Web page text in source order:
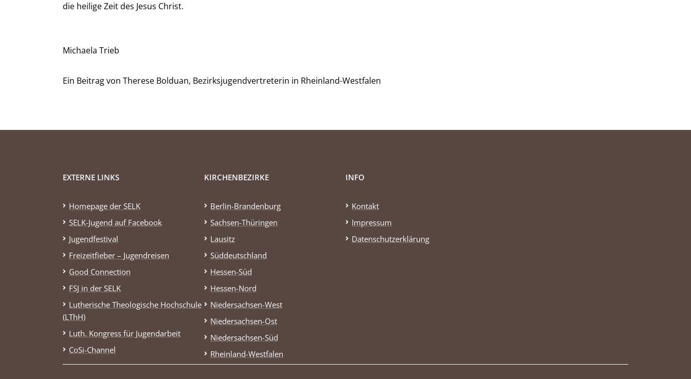
die heilige Zeit des Jesus Christ.
Michaela Trieb
Ein Beitrag von Therese Bolduan, Bezirksjugendvertreterin in Rheinland-Westfalen
EXTERNE LINKS
Homepage der SELK
SELK-Jugend auf Facebook
Jugendfestival
Freizeitfieber – Jugendreisen
Good Connection
FSJ in der SELK
Lutherische Theologische Hochschule
(LThH)
Luth. Kongress für Jugendarbeit
CoSi-Channel
KIRCHENBEZIRKE
Berlin-Brandenburg
Sachsen-Thüringen
Lausitz
Süddeutschland
Hessen-Süd
Hessen-Nord
Niedersachsen-West
Niedersachsen-Ost
Niedersachsen-Süd
Rheinland-Westfalen
INFO
Kontakt
Impressum
Datenschutzerklärung